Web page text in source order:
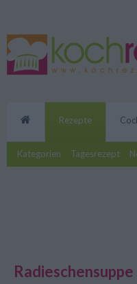
Rezepte
Kategorien Tagesrezept
Radieschensuppe